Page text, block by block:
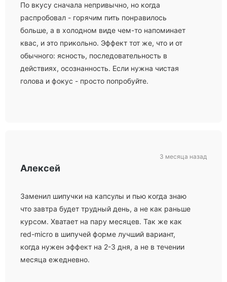
По вкусу сначала непривычно, но когда
распробовал - горячим пить понравилось
больше, а в холодном виде чем-то напоминает
квас, и это прикольно. Эффект тот же, что и от
обычного: ясность, последовательность в
действиях, осознанность. Если нужна чистая
голова и фокус - просто попробуйте.
Алексей
Заменил шипучки на капсулы и пью когда знаю
что завтра будет трудный день, а не как раньше
курсом. Хватает на пару месяцев. Так же как
red-micro в шипучей форме лучший вариант,
когда нужен эффект на 2-3 дня, а не в течении
месяца ежедневно.
3 месяца назад